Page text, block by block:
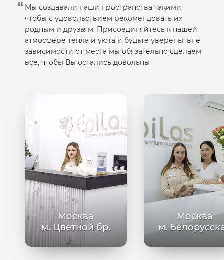
Мы создавали наши пространства такими,
чтобы с удовольствием рекомендовать их
родным и друзьям. Присоединяйтесь к нашей
атмосфере тепла и уюта и будьте уверены: вне
зависимости от места мы обязательно сделаем
все, чтобы Вы остались довольны